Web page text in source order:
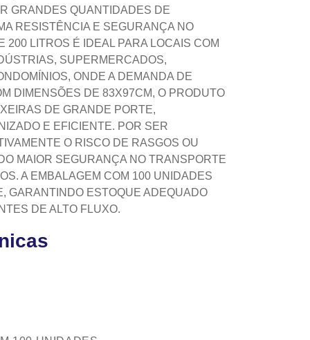
GRANDES QUANTIDADES DE
RESISTÊNCIA E SEGURANÇA NO
200 LITROS É IDEAL PARA LOCAIS COM
SUPERMERCADOS,
ONDE A DEMANDA DE
DIMENSÕES DE 83X97CM, O PRODUTO
DE GRANDE PORTE,
E EFICIENTE. POR SER
O RISCO DE RASGOS OU
MAIOR SEGURANÇA NO TRANSPORTE
A EMBALAGEM COM 100 UNIDADES
GARANTINDO ESTOQUE ADEQUADO
DE ALTO FLUXO.